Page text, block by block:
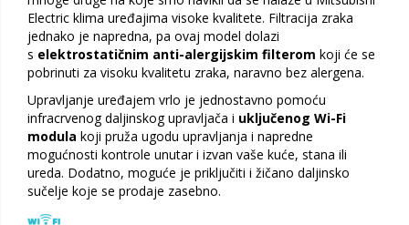
Electric klima uređajima visoke kvalitete. Filtracija zraka
jednako je napredna, pa ovaj model dolazi
s elektrostatičnim anti-alergijskim filterom koji će se
pobrinuti za visoku kvalitetu zraka, naravno bez alergena.
Upravljanje uređajem vrlo je jednostavno pomoću
infracrvenog daljinskog upravljača i uključenog Wi-Fi
modula koji pruža ugodu upravljanja i napredne
mogućnosti kontrole unutar i izvan vaše kuće, stana ili
ureda. Dodatno, moguće je priključiti i žičano daljinsko
sučelje koje se prodaje zasebno.